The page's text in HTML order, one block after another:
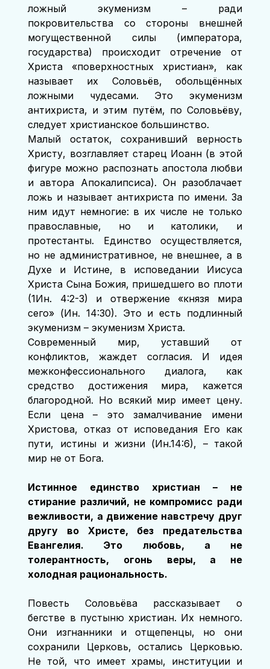
ложный экуменизм – ради
покровительства со стороны внешней
могущественной силы (императора,
государства) происходит отречение от
Христа «поверхностных христиан», как
называет их Соловьёв, обольщённых
ложными чудесами. Это экуменизм
антихриста, и этим путём, по Соловьёву,
следует христианское большинство.
Малый остаток, сохранивший верность
Христу, возглавляет старец Иоанн (в этой
фигуре можно распознать апостола любви
и автора Апокалипсиса). Он разоблачает
ложь и называет антихриста по имени. За
ним идут немногие: в их числе не только
православные, но и католики, и
протестанты. Единство осуществляется,
но не административное, не внешнее, а в
Духе и Истине, в исповедании Иисуса
Христа Сына Божия, пришедшего во плоти
(1Ин. 4:2-3) и отвержение «князя мира
сего» (Ин. 14:30). Это и есть подлинный
экуменизм – экуменизм Христа.
Современный мир, уставший от
конфликтов, жаждет согласия. И идея
межконфессионального диалога, как
средство достижения мира, кажется
благородной. Но всякий мир имеет цену.
Если цена – это замалчивание имени
Христова, отказ от исповедания Его как
пути, истины и жизни (Ин.14:6), – такой
мир не от Бога.
Истинное единство христиан – не
стирание различий, не компромисс ради
вежливости, а движение навстречу друг
другу во Христе, без предательства
Евангелия. Это любовь, а не
толерантность, огонь веры, а не
холодная рациональность.
Повесть Соловьёва рассказывает о
бегстве в пустыню христиан. Их немного.
Они изгнанники и отщепенцы, но они
сохранили Церковь, остались Церковью.
Не той, что имеет храмы, институции и